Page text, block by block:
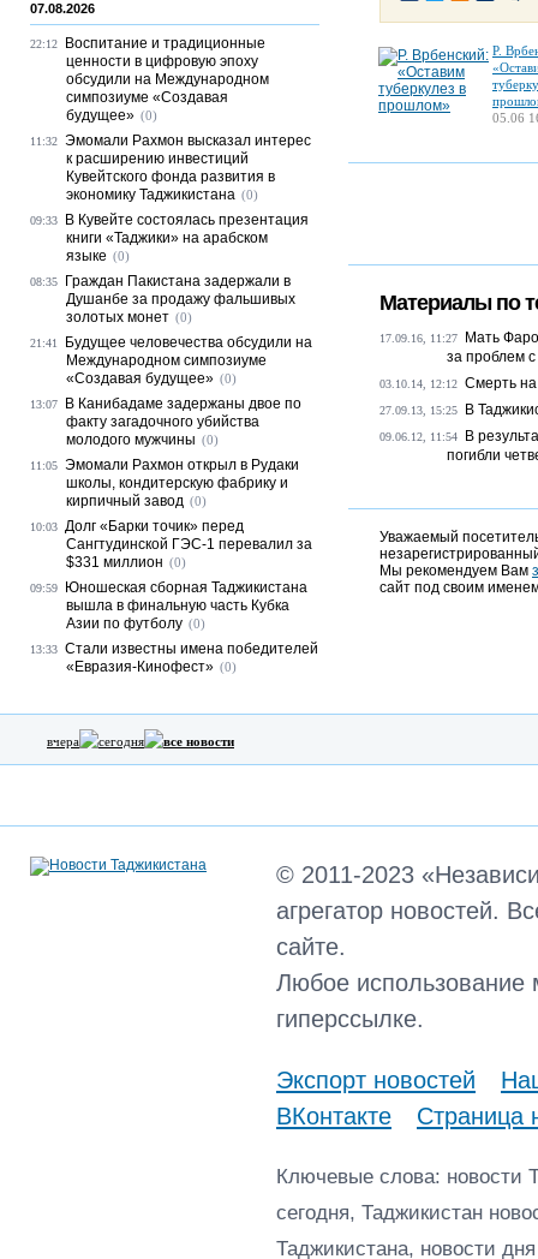
Р.
05.06
Материалы по
17.09.16, 11:27
Мать
за проблем
03.10.14, 12:12 Смерть на
27.09.13, 15:25 В
09.06.12, 11:54
В
погибли
Уважаемый
Мы рекомендуем Вам
сайт под своим
07.08.2026
22:12
Воспитание и традиционные
ценности в цифровую эпоху
обсудили на Международном
симпозиуме «Создавая
будущее» (0)
11:32 Эмомали Рахмон высказал интерес
к расширению инвестиций
Кувейтского фонда развития в
экономику Таджикистана (0)
09:33
В Кувейте состоялась презентация
книги «Таджики» на арабском
языке (0)
08:35
Граждан Пакистана задержали в
Душанбе за продажу фальшивых
золотых монет (0)
21:41
Будущее человечества обсудили на
Международном симпозиуме
«Создавая будущее» (0)
13:07
В Канибадаме задержаны двое по
факту загадочного убийства
молодого мужчины (0)
11:05 Эмомали Рахмон открыл в Рудаки
школы, кондитерскую фабрику и
кирпичный завод (0)
10:03 Долг «Барки точик» перед
Сангтудинской ГЭС-1 перевалил за
$331 миллион (0)
09:59
Юношеская сборная Таджикистана
вышла в финальную часть Кубка
Азии по футболу (0)
13:33 Стали известны имена победителей
«Евразия-Кинофест» (0)
вчера сегодня все новости
© 2011-2023
агрегатор новостей.
сайте.
Любое использование
гиперссылке.
Экспорт новостей
ВКонтакте
Страница
Ключевые слова: новости
сегодня, Таджикистан
Таджикистана, новости